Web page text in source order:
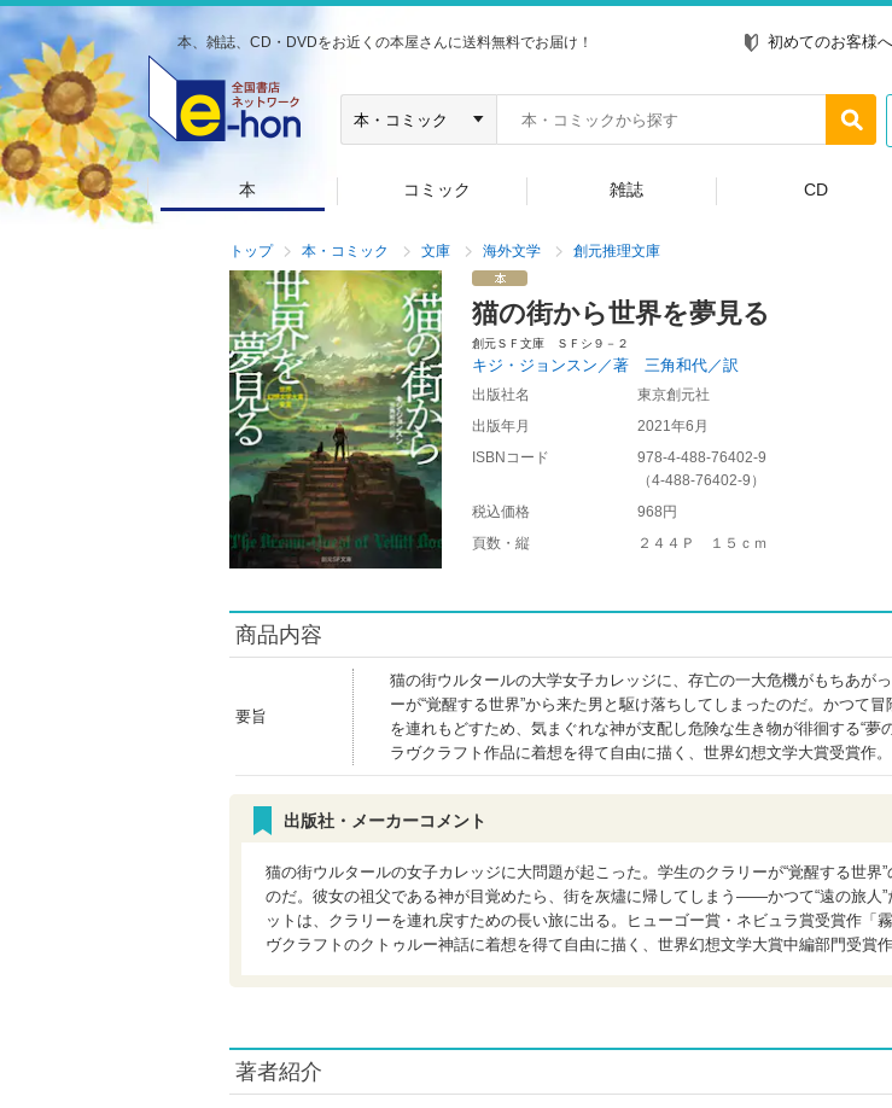
本、雑誌、CD・DVDをお近くの本屋さんに送料無料でお届け！ 初めてのお客様へ
本 コミック 雑誌 CD
トップ 本・コミック 文庫 海外文学 創元推理文庫
猫の街から世界を夢見る
創元ＳＦ文庫 ＳＦシ９－２
キジ・ジョンスン／著 三角和代／訳
出版社名
東京創元社
出版年月
2021年6月
ISBNコード
978-4-488-76402-9
（4-488-76402-9 ）
税込価格
968円
頁数・縦
２４４Ｐ １５ｃｍ
商品内容
要旨
猫の街ウルタールの大学女子カレッジに、存亡の一大危機がもちあが
ーが“覚醒する世界”から来た男と駆け落ちしてしまったのだ。かつて
を連れもどすため、気まぐれな神が支配し危険な生き物が徘徊する“夢
ラヴクラフト作品に着想を得て自由に描く、世界幻想文学大賞受賞作。
出版社・メーカーコメント
猫の街ウルタールの女子カレッジに大問題が起こった。学生のクラリーが“覚醒する世界
のだ。彼女の祖父である神が目覚めたら、街を灰燼に帰してしまう――かつて“遠の旅人”
ットは、クラリーを連れ戻すための長い旅に出る。ヒューゴー賞・ネビュラ賞受賞作「
ヴクラフトのクトゥルー神話に着想を得て自由に描く、世界幻想文学大賞中編部門受賞作
著者紹介